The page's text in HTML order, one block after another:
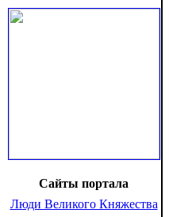
Сайты портала
Люди Великого Княжества